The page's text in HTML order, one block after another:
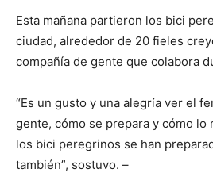
Esta mañana partieron los bici
ciudad, alrededor de 20 fieles
compañía de gente que colabora
“Es un gusto y una alegría ver el
gente, cómo se prepara y cómo lo
los bici peregrinos se han
también”, sostuvo. –